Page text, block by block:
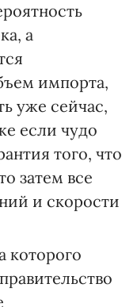
а
импорта,
уже сейчас,
если чудо
того, что
затем все
и скорости
которого